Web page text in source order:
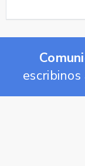
escribinos